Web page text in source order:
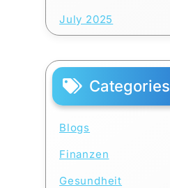
July 2025
Categories
Blogs
Finanzen
Gesundheit